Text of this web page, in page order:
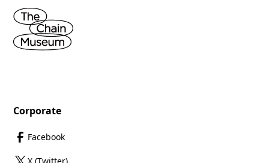
Corporate
Facebook